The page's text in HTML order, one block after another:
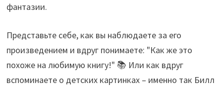
фантазии.
Представьте себе, как вы наблюдаете за его
произведением и вдруг понимаете: "Как же это
похоже на любимую книгу!" 📚 Или как вдруг
вспоминаете о детских картинках – именно так Билл